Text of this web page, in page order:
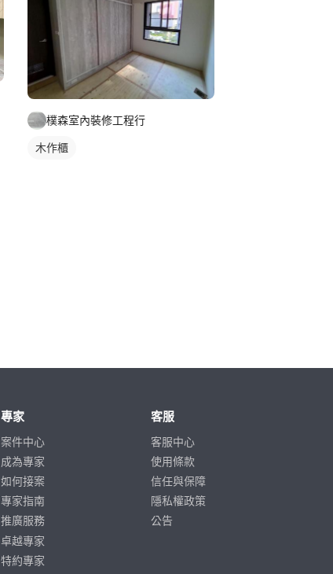
樸森室內裝修工程行
木作櫃
專家
案件中心
成為專家
如何接案
專家指南
推廣服務
卓越專家
特約專家
客服
客服中心
使用條款
信任與保障
隱私權政策
公告